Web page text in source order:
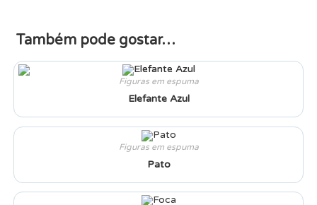
Também pode gostar…
Figuras em espuma
Elefante Azul
Figuras em espuma
Pato